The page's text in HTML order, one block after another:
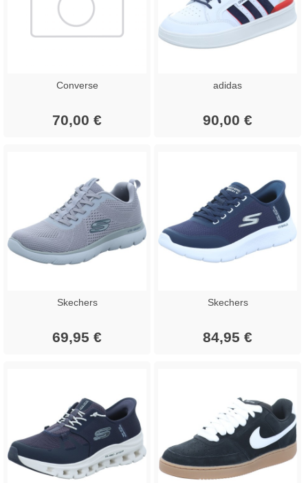
Converse
70,00 €
adidas
90,00 €
Skechers
69,95 €
Skechers
84,95 €